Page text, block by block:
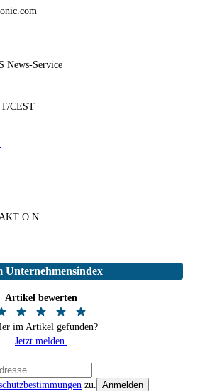
News-Service
CEST
O.N.
Unternehmensindex
Artikel bewerten
im Artikel gefunden?
Jetzt melden.
zu. Anmelden